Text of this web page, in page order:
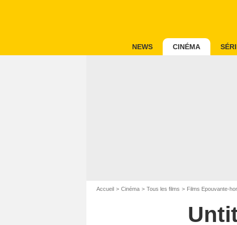
NEWS CINÉMA
Accueil Cinéma Tous les films Films Epouvante-